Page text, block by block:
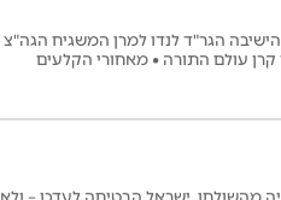
הגר"ד לנדו למרן המשגיח הגה"צ
עולם התורה • מאחורי הקלעים
ישראל הבטיחה לעדכן – ולא